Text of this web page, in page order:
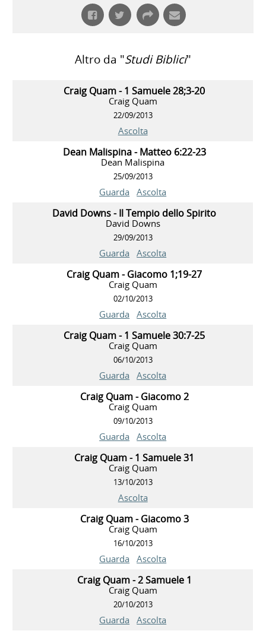
Altro da "Studi Biblici"
Craig Quam - 1 Samuele 28;3-20
Craig Quam
22/09/2013
Ascolta
Dean Malispina - Matteo 6:22-23
Dean Malispina
25/09/2013
Guarda Ascolta
David Downs - Il Tempio dello Spirito
David Downs
29/09/2013
Guarda Ascolta
Craig Quam - Giacomo 1;19-27
Craig Quam
02/10/2013
Guarda Ascolta
Craig Quam - 1 Samuele 30:7-25
Craig Quam
06/10/2013
Guarda Ascolta
Craig Quam - Giacomo 2
Craig Quam
09/10/2013
Guarda Ascolta
Craig Quam - 1 Samuele 31
Craig Quam
13/10/2013
Ascolta
Craig Quam - Giacomo 3
Craig Quam
16/10/2013
Guarda Ascolta
Craig Quam - 2 Samuele 1
Craig Quam
20/10/2013
Guarda Ascolta